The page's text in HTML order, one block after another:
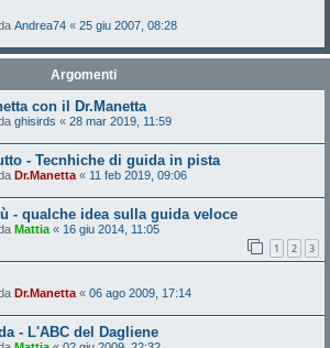
Andrea74 « 25 giu 2007, 08:28
Argomenti
con il Dr.Manetta
ghisirds « 28 mar 2019, 11:59
- Tecnhiche di guida in pista
Dr.Manetta « 11 feb 2019, 09:06
- qualche idea sulla guida veloce
Mattia « 16 giu 2014, 11:05
1 2 3
Dr.Manetta « 06 ago 2009, 17:14
- L'ABC del Dagliene